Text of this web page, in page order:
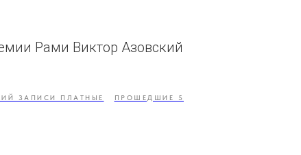
Рами Виктор Азовский
ЗАПИСИ ПЛАТНЫЕ ПРОШЕДШИЕ 5